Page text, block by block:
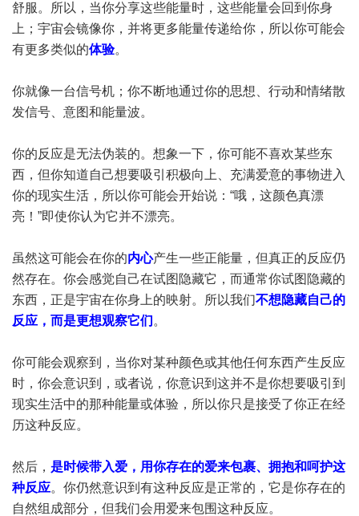
舒服。所以，当你分享这些能量时，这些能量会回到你身
上；宇宙会镜像你，并将更多能量传递给你，所以你可能会
有更多类似的体验。
你就像一台信号机；你不断地通过你的思想、行动和情绪散
发信号、意图和能量波。
你的反应是无法伪装的。想象一下，你可能不喜欢某些东
西，但你知道自己想要吸引积极向上、充满爱意的事物进入
你的现实生活，所以你可能会开始说：“哦，这颜色真漂
亮！”即使你认为它并不漂亮。
虽然这可能会在你的内心产生一些正能量，但真正的反应仍
然存在。你会感觉自己在试图隐藏它，而通常你试图隐藏的
东西，正是宇宙在你身上的映射。所以我们不想隐藏自己的
反应，而是更想观察它们 。
你可能会观察到，当你对某种颜色或其他任何东西产生反应
时，你会意识到，或者说，你意识到这并不是你想要吸引到
现实生活中的那种能量或体验，所以你只是接受了你正在经
历这种反应。
然后， 是时候带入爱，用你存在的爱来包裹、拥抱和呵护这
种反应。你仍然意识到有这种反应是正常的，它是你存在的
自然组成部分，但我们会用爱来包围这种反应。